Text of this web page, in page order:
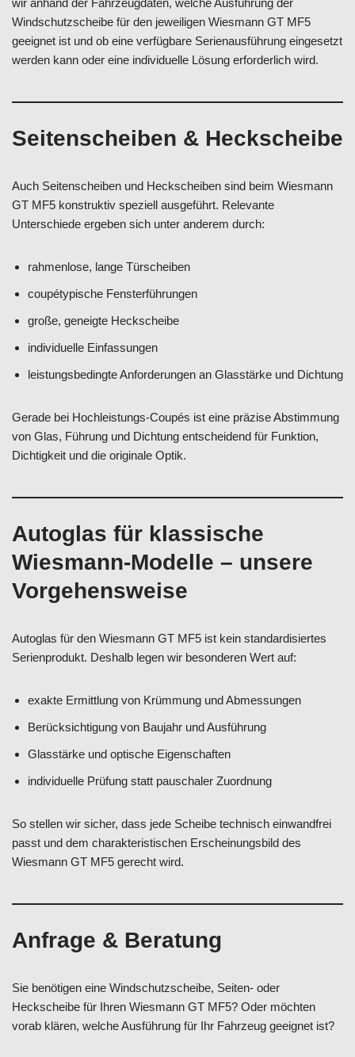
wir anhand der Fahrzeugdaten, welche Ausführung der
Windschutzscheibe für den jeweiligen Wiesmann GT MF5
geeignet ist und ob eine verfügbare Serienausführung eingesetzt
werden kann oder eine individuelle Lösung erforderlich wird.
Seitenscheiben & Heckscheibe
Auch Seitenscheiben und Heckscheiben sind beim Wiesmann
GT MF5 konstruktiv speziell ausgeführt. Relevante
Unterschiede ergeben sich unter anderem durch:
rahmenlose, lange Türscheiben
coupétypische Fensterführungen
große, geneigte Heckscheibe
individuelle Einfassungen
leistungsbedingte Anforderungen an Glasstärke und Dichtung
Gerade bei Hochleistungs-Coupés ist eine präzise Abstimmung
von Glas, Führung und Dichtung entscheidend für Funktion,
Dichtigkeit und die originale Optik.
Autoglas für klassische
Wiesmann-Modelle – unsere
Vorgehensweise
Autoglas für den Wiesmann GT MF5 ist kein standardisiertes
Serienprodukt. Deshalb legen wir besonderen Wert auf:
exakte Ermittlung von Krümmung und Abmessungen
Berücksichtigung von Baujahr und Ausführung
Glasstärke und optische Eigenschaften
individuelle Prüfung statt pauschaler Zuordnung
So stellen wir sicher, dass jede Scheibe technisch einwandfrei
passt und dem charakteristischen Erscheinungsbild des
Wiesmann GT MF5 gerecht wird.
Anfrage & Beratung
Sie benötigen eine Windschutzscheibe, Seiten- oder
Heckscheibe für Ihren Wiesmann GT MF5? Oder möchten
vorab klären, welche Ausführung für Ihr Fahrzeug geeignet ist?